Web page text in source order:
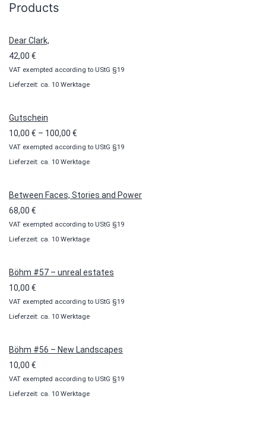
Products
Dear Clark,
42,00 €
VAT exempted according to UStG §19
Lieferzeit: ca. 10 Werktage
Gutschein
10,00 € – 100,00 €
10,00 €
bis
VAT exempted according to UStG §19
Lieferzeit: ca. 10 Werktage
Between Faces, Stories and Power
68,00 €
VAT exempted according to UStG §19
Lieferzeit: ca. 10 Werktage
Böhm #57 – unreal estates
10,00 €
VAT exempted according to UStG §19
Lieferzeit: ca. 10 Werktage
Böhm #56 – New Landscapes
10,00 €
VAT exempted according to UStG §19
Lieferzeit: ca. 10 Werktage